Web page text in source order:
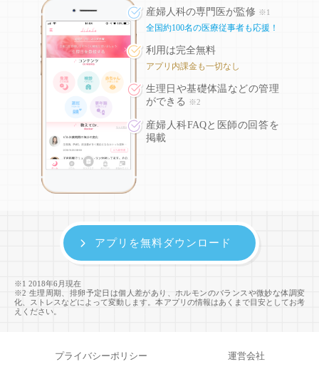
産婦人科の専門医が監修 ※1
全国約100名の医療従事者も応援！
利用は完全無料
アプリ内課金も一切なし
生理日や基礎体温などの管理
ができる
※2
産婦人科FAQと医師の回答を
掲載
※1 2018年6月現在
※2 生理周期、排卵予定日は個人差があり、ホルモンのバランスや微妙な体調変
化、ストレスなどによって変動します。本アプリの情報はあくまで目安としてお考
えください。
アプリを無料ダウンロード
プライバシーポリシー 運営会社